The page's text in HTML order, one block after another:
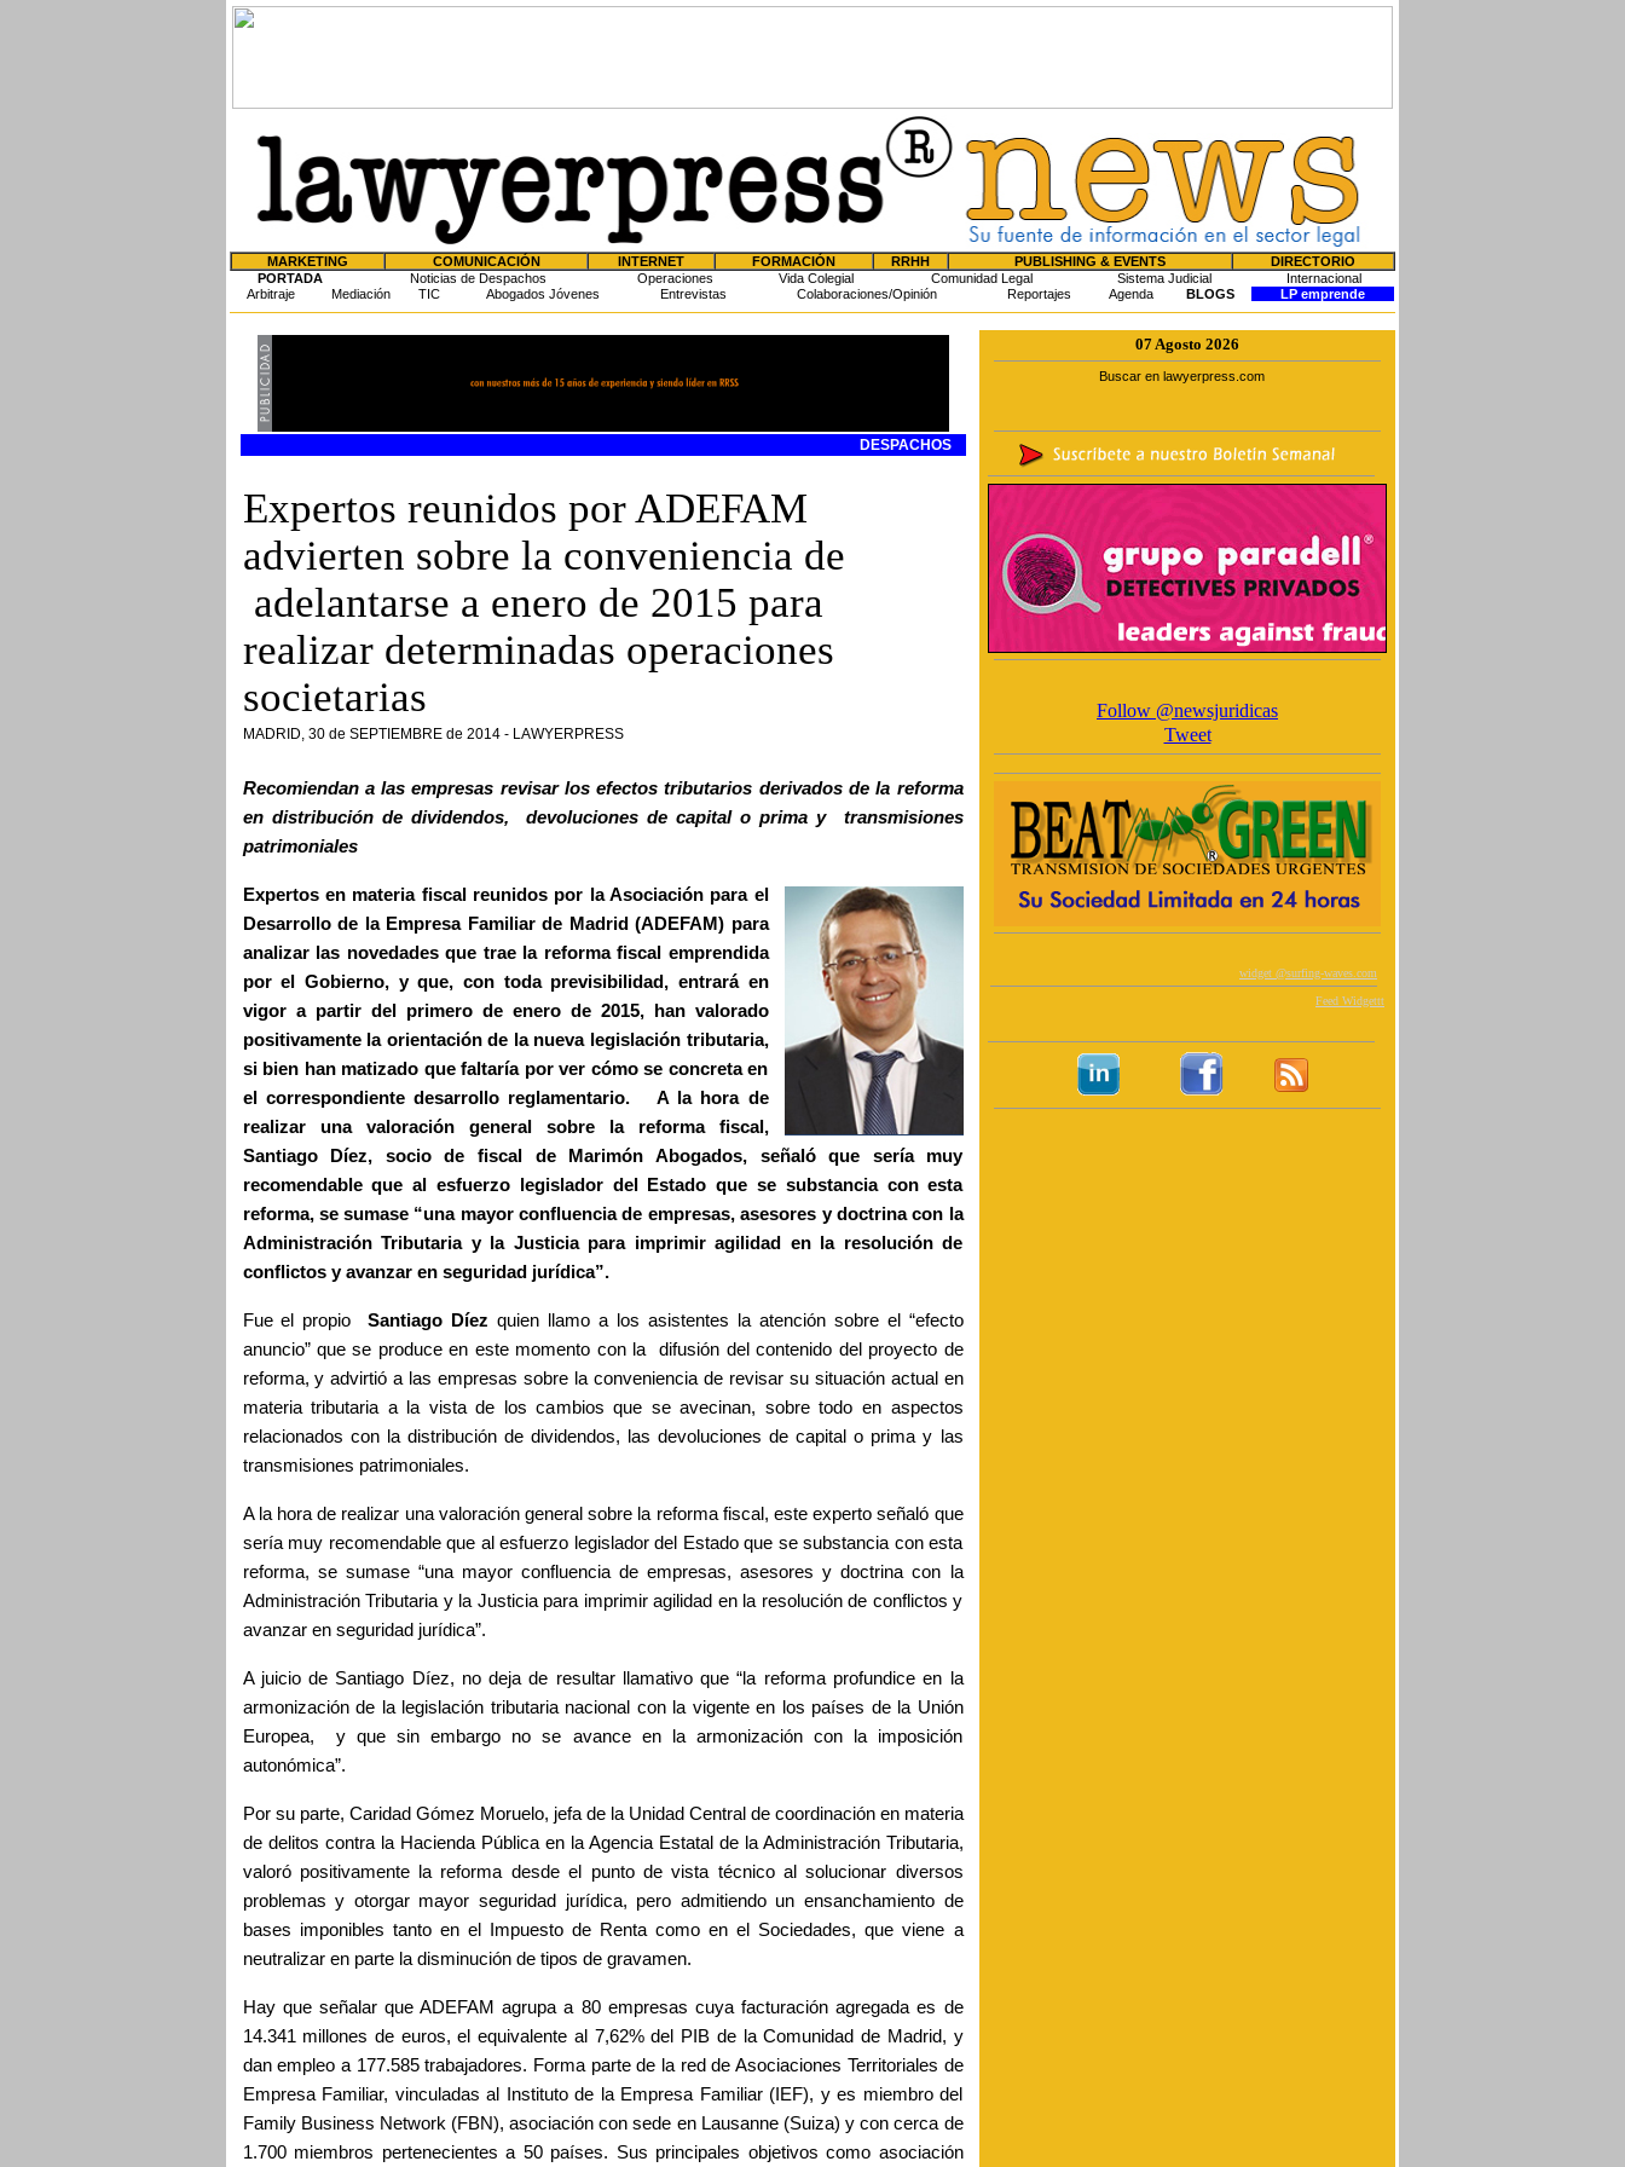
MARKETING COMUNICACIÓN INTERNET FORMACIÓN RRHH PUBLISHING & EVENTS
DIRECTORIO
PORTADA
Noticias de Despachos Operaciones Vida Colegial Comunidad Legal Sistema Judicial
Internacional
Arbitraje
Mediación TIC Abogados Jóvenes Entrevistas Colaboraciones/Opinión Reportajes Agenda BLOGS LP emprende
DESPACHOS
Expertos reunidos por ADEFAM
advierten sobre la conveniencia de
adelantarse a enero de 2015 para
realizar determinadas operaciones
societarias
MADRID, 30 de SEPTIEMBRE de 2014 - LAWYERPRESS
Recomiendan a las empresas revisar los efectos tributarios derivados de la reforma
en distribución de dividendos, devoluciones de capital o prima y transmisiones
patrimoniales
Expertos en materia fiscal reunidos por la Asociación para el
Desarrollo de la Empresa Familiar de Madrid (ADEFAM) para
analizar las novedades que trae la reforma fiscal emprendida
por el Gobierno, y que, con toda previsibilidad, entrará en
vigor a partir del primero de enero de 2015, han valorado
positivamente la orientación de la nueva legislación tributaria,
si bien han matizado que faltaría por ver cómo se concreta en
el correspondiente desarrollo reglamentario. A la hora de
realizar una valoración general sobre la reforma fiscal,
Santiago Díez, socio de fiscal de Marimón Abogados, señaló que sería muy
recomendable que al esfuerzo legislador del Estado que se substancia con esta
reforma, se sumase “una mayor confluencia de empresas, asesores y doctrina con la
Administración Tributaria y la Justicia para imprimir agilidad en la resolución de
conflictos y avanzar en seguridad jurídica”.
Fue el propioSantiago Díez quien llamo a los asistentes la atención sobre el “efecto
anuncio” que se produce en este momento con la difusión del contenido del proyecto de
reforma, y advirtió a las empresas sobre la conveniencia de revisar su situación actual en
materia tributaria a la vista de los cambios que se avecinan, sobre todo en aspectos
relacionados con la distribución de dividendos, las devoluciones de capital o prima y las
transmisiones patrimoniales.
A la hora de realizar una valoración general sobre la reforma fiscal, este experto señaló que
sería muy recomendable que al esfuerzo legislador del Estado que se substancia con esta
reforma, se sumase “una mayor confluencia de empresas, asesores y doctrina con la
Administración Tributaria y la Justicia para imprimir agilidad en la resolución de conflictos y
avanzar en seguridad jurídica”.
A juicio de Santiago Díez, no deja de resultar llamativo que “la reforma profundice en la
armonización de la legislación tributaria nacional con la vigente en los países de la Unión
Europea, y que sin embargo no se avance en la armonización con la imposición
autonómica”.
Por su parte, Caridad Gómez Moruelo, jefa de la Unidad Central de coordinación en materia
de delitos contra la Hacienda Pública en la Agencia Estatal de la Administración Tributaria,
valoró positivamente la reforma desde el punto de vista técnico al solucionar diversos
problemas y otorgar mayor seguridad jurídica, pero admitiendo un ensanchamiento de
bases imponibles tanto en el Impuesto de Renta como en el Sociedades, que viene a
neutralizar en parte la disminución de tipos de gravamen.
Hay que señalar que ADEFAM agrupa a 80 empresas cuya facturación agregada es de
14.341 millones de euros, el equivalente al 7,62% del PIB de la Comunidad de Madrid, y
dan empleo a 177.585 trabajadores. Forma parte de la red de Asociaciones Territoriales de
Empresa Familiar, vinculadas al Instituto de la Empresa Familiar (IEF), y es miembro del
Family Business Network (FBN), asociación con sede en Lausanne (Suiza) y con cerca de
1.700 miembros pertenecientes a 50 países. Sus principales objetivos como asociación
07 Agosto 2026
Buscar en lawyerpress.com
Follow @newsjuridicas
Tweet
widget @surfing-waves.com
Feed Widgettt